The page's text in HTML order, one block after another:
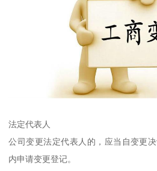
法定代表人
公司变更法定代表人的，应当自变更
内申请变更登记。